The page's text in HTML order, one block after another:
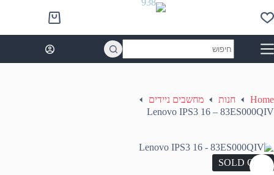
to
content
Shopping
cart
results
Home חנות
מחשבים ניידים
Lenovo IPS3 16 – 83ES000QIV
SOLD OUT